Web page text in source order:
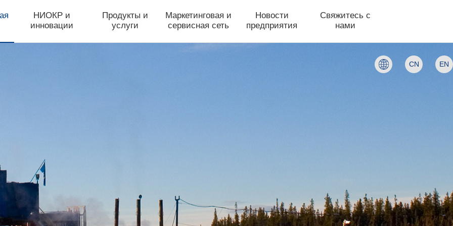
НИОКР и
инновации
Продукты и
услуги
Маркетинговая и
сервисная сеть
Новости
предприятия
Свяжитесь с
нами
CN EN